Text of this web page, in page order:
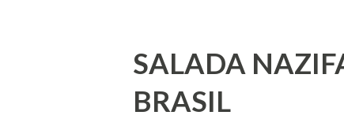
relação, trata-se de uma
SALADA
BRASIL